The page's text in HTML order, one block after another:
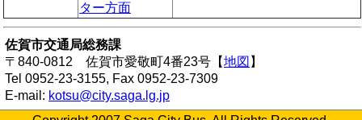
ター方面
佐賀市交通局総務課
〒840-0812 佐賀市愛敬町4番23号【地図 】
Tel 0952-23-3155, Fax 0952-23-7309
E-mail: kotsu@city.saga.lg.jp